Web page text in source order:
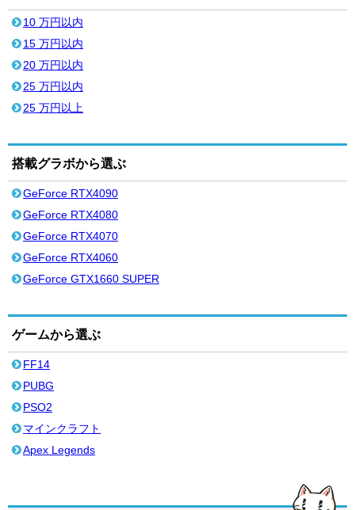
10 万円以内
15 万円以内
20 万円以内
25 万円以内
25 万円以上
搭載グラボから選ぶ
GeForce RTX4090
GeForce RTX4080
GeForce RTX4070
GeForce RTX4060
GeForce GTX1660 SUPER
ゲームから選ぶ
FF14
PUBG
PSO2
マインクラフト
Apex Legends